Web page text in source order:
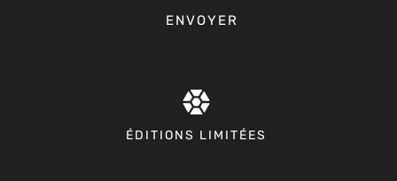
ENVOYER
ÉDITIONS LIMITÉES